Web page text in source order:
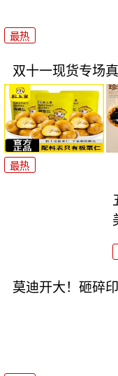
最热
双十一现货专场
最热
莫迪开大！砸碎